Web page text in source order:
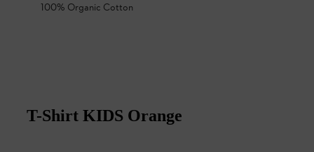
100% Organic Cotton
T-Shirt KIDS Orange